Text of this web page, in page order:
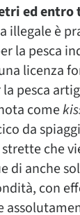
ed
illegale è
la pesca
licenza
pesca
come
da
che
di anche
con